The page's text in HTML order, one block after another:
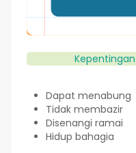
Dapat menabung
Tidak membazir
Disenangi ramai
Hidup bahagia